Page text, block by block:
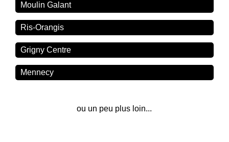
Moulin Galant
Ris-Orangis
Grigny Centre
Mennecy
ou un peu plus loin...